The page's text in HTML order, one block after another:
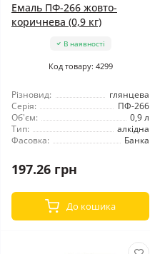
Емаль ПФ-266 жовто-
коричнева (0,9 кг)
В наявності
Код товару: 4299
Різновид:
глянцева
Серія:
ПФ-266
Об'єм:
0,9 л
Тип:
алкідна
Фасовка:
Банка
197.26 грн
До кошика